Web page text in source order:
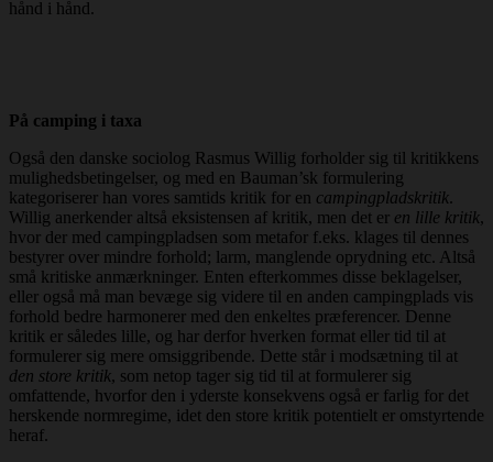
hånd i hånd.
På camping i taxa
Også den danske sociolog Rasmus Willig forholder sig til kritikkens
mulighedsbetingelser, og med en Bauman’sk formulering
kategoriserer han vores samtids kritik for en campingpladskritik.
Willig anerkender altså eksistensen af kritik, men det er en lille kritik,
hvor der med campingpladsen som metafor f.eks. klages til dennes
bestyrer over mindre forhold; larm, manglende oprydning etc. Altså
små kritiske anmærkninger. Enten efterkommes disse beklagelser,
eller også må man bevæge sig videre til en anden campingplads vis
forhold bedre harmonerer med den enkeltes præferencer. Denne
kritik er således lille, og har derfor hverken format eller tid til at
formulerer sig mere omsiggribende. Dette står i modsætning til at
den store kritik, som netop tager sig tid til at formulerer sig
omfattende, hvorfor den i yderste konsekvens også er farlig for det
herskende normregime, idet den store kritik potentielt er omstyrtende
heraf.